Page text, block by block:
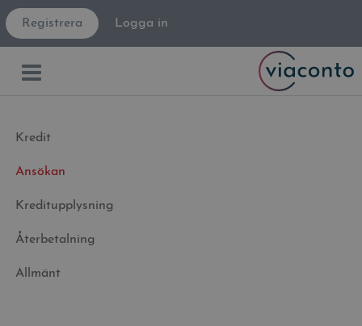
Registrera Logga in
Kredit
Ansökan
Kreditupplysning
Återbetalning
Allmänt